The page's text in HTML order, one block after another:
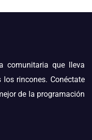
comunitaria que lleva
rincones. Conéctate
de la programación